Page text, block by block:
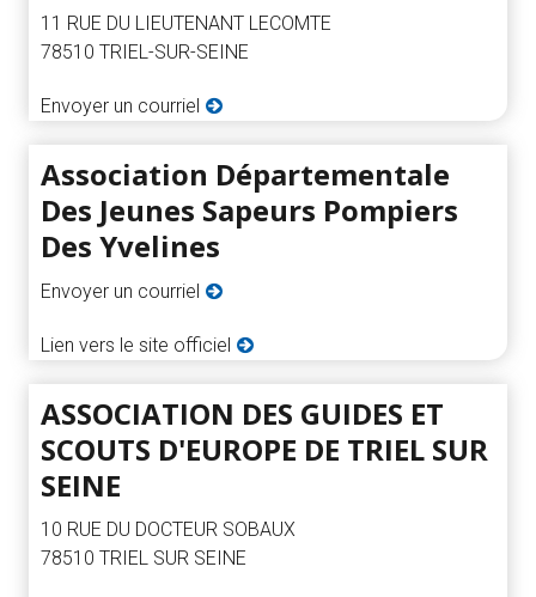
11 RUE DU LIEUTENANT LECOMTE
78510 TRIEL-SUR-SEINE
Envoyer un courriel
Association Départementale
Des Jeunes Sapeurs Pompiers
Des Yvelines
Envoyer un courriel
Lien vers le site officiel
ASSOCIATION DES GUIDES ET
SCOUTS D'EUROPE DE TRIEL SUR
SEINE
10 RUE DU DOCTEUR SOBAUX
78510 TRIEL SUR SEINE